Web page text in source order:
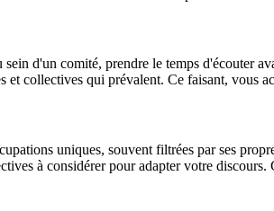
sein d'un comité, prendre le temps d'écouter
collectives qui prévalent. Ce faisant, vous
uniques, souvent filtrées par ses
à considérer pour adapter votre